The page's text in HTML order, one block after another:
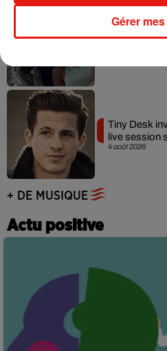
4 août 2026
Tiny Desk
live session
+ DE MUSIQUE
Actu positive
Gérer